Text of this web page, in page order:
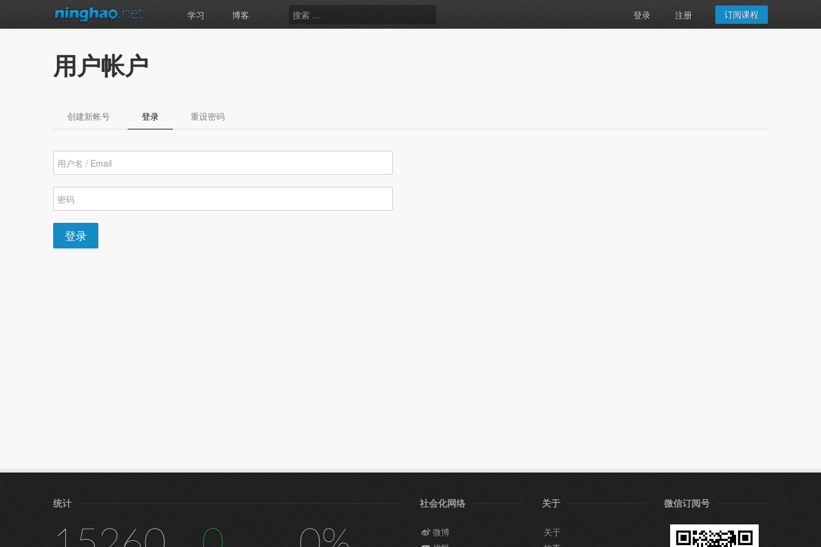
学习 博客 登录 注册 订阅课程
用户帐户
创建新帐号 登录 （活动标签）
重设密码
登录
统计 社会化网络
微博
关于
关于
微信订阅号